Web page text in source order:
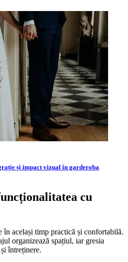
și impact vizual în garderoba
cu
în același timp practică și confortabilă.
organizează spațiul, iar gresia
întreținere.